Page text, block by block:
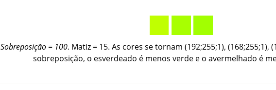
Sobreposição = 100. Matiz = 15. As cores se tornam (192;255;1), (168;255;1),
sobreposição, o esverdeado é menos verde e o avermelhado é